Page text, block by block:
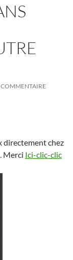
COMMENTAIRE
directement chez
Merci Ici-clic-clic